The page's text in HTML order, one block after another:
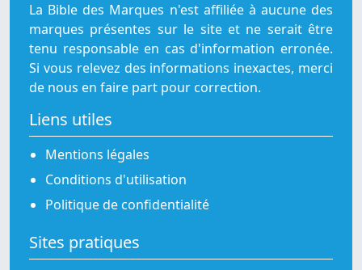
La Bible des Marques n'est affiliée à aucune des
marques présentes sur le site et ne serait être
tenu responsable en cas d'information erronée.
Si vous relevez des informations inexactes, merci
de nous en faire part pour correction.
Liens utiles
Mentions légales
Conditions d'utilisation
Politique de confidentialité
Sites pratiques